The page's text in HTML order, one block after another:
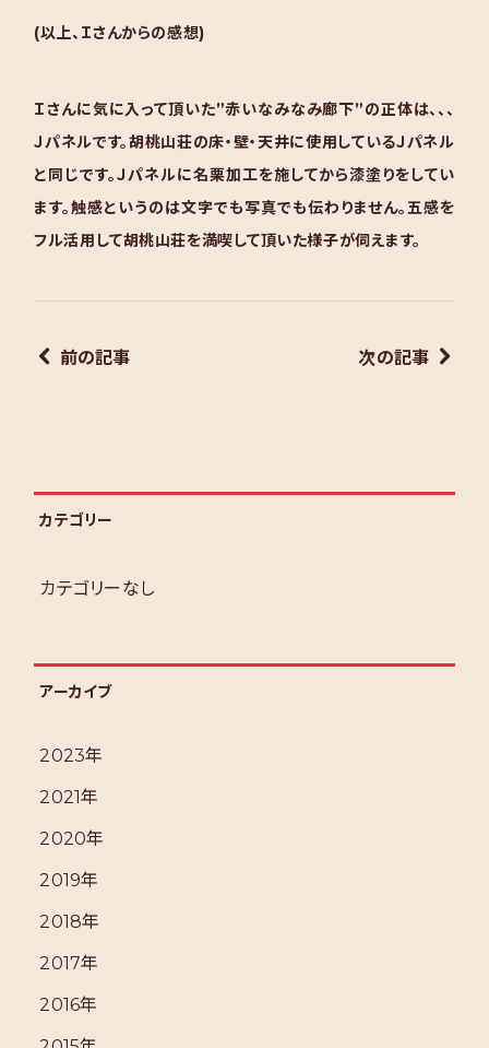
(以上、Ｉさんからの感想)
Ｉさんに気に入って頂いた”赤いなみなみ廊下”の正体は、、、
Ｊパネルです。胡桃山荘の床・壁・天井に使用しているＪパネル
と同じです。Ｊパネルに名栗加工を施してから漆塗りをしてい
ます。触感というのは文字でも写真でも伝わりません。五感を
フル活用して胡桃山荘を満喫して頂いた様子が伺えます。
前の記事 次の記事
カテゴリー
カテゴリーなし
アーカイブ
2023年
2021年
2020年
2019年
2018年
2017年
2016年